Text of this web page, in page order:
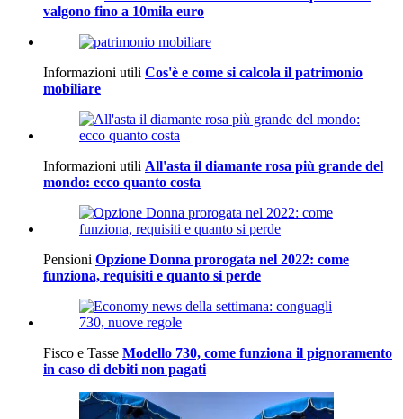
valgono fino a 10mila euro
Informazioni utili Cos'è e come si calcola il patrimonio
mobiliare
Informazioni utili All'asta il diamante rosa più grande del
mondo: ecco quanto costa
Pensioni Opzione Donna prorogata nel 2022: come
funziona, requisiti e quanto si perde
Fisco e Tasse Modello 730, come funziona il pignoramento
in caso di debiti non pagati